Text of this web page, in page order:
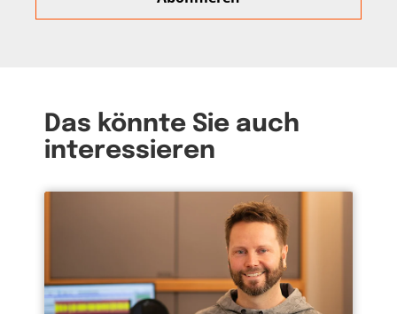
Das könnte Sie auch
interessieren